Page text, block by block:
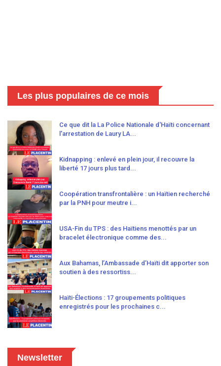
Les plus populaires de ce mois
Ce que dit la La Police Nationale d'Haïti concernant
l'arrestation de Laury LA...
Kidnapping : enlevé en plein jour, il recouvre la
liberté 17 jours plus tard...
Coopération transfrontalière : un Haïtien recherché
par la PNH pour meutre i...
USA-Fin du TPS : des Haïtiens menottés par un
bracelet électronique comme des...
Aux Bahamas, l’Ambassade d’Haïti dit apporter son
soutien à des ressortiss...
Haïti-Élections : 17 groupements politiques
enregistrés pour les prochaines c...
Newsletter